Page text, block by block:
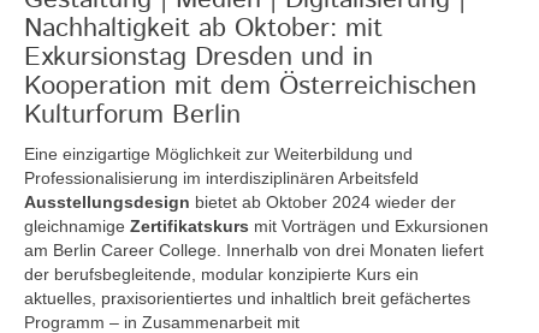
Nachhaltigkeit ab Oktober: mit
Exkursionstag Dresden und in
Kooperation mit dem Österreichischen
Kulturforum Berlin
Eine einzigartige Möglichkeit zur Weiterbildung und
Professionalisierung im interdisziplinären Arbeitsfeld
Ausstellungsdesign bietet ab Oktober 2024 wieder der
gleichnamige Zertifikatskurs mit Vorträgen und Exkursionen
am Berlin Career College. Innerhalb von drei Monaten liefert
der berufsbegleitende, modular konzipierte Kurs ein
aktuelles, praxisorientiertes und inhaltlich breit gefächertes
Programm – in Zusammenarbeit mit